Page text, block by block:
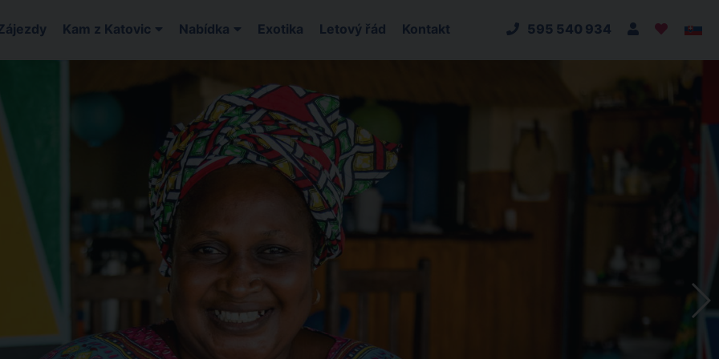
Kam z Katovic Nabídka Exotika Letový řád Kontakt 595 540 934